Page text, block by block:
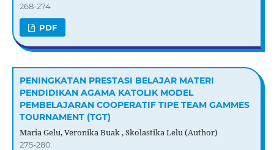
268-274
PDF
PENINGKATAN PRESTASI BELAJAR MATERI
PENDIDIKAN AGAMA KATOLIK MODEL
PEMBELAJARAN COOPERATIF TIPE TEAM GAMMES
TOURNAMENT (TGT)
Maria Gelu, Veronika Buak , Skolastika Lelu (Author)
275-280